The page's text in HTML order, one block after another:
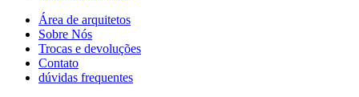
Área de arquitetos
Sobre Nós
Trocas e devoluções
Contato
dúvidas frequentes